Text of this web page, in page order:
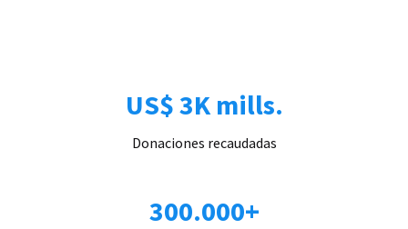
US$ 3K mills.
Donaciones recaudadas
300.000+